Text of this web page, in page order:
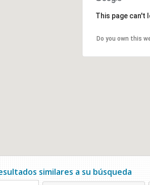
This page can't
Do you own this
similares a su búsqueda